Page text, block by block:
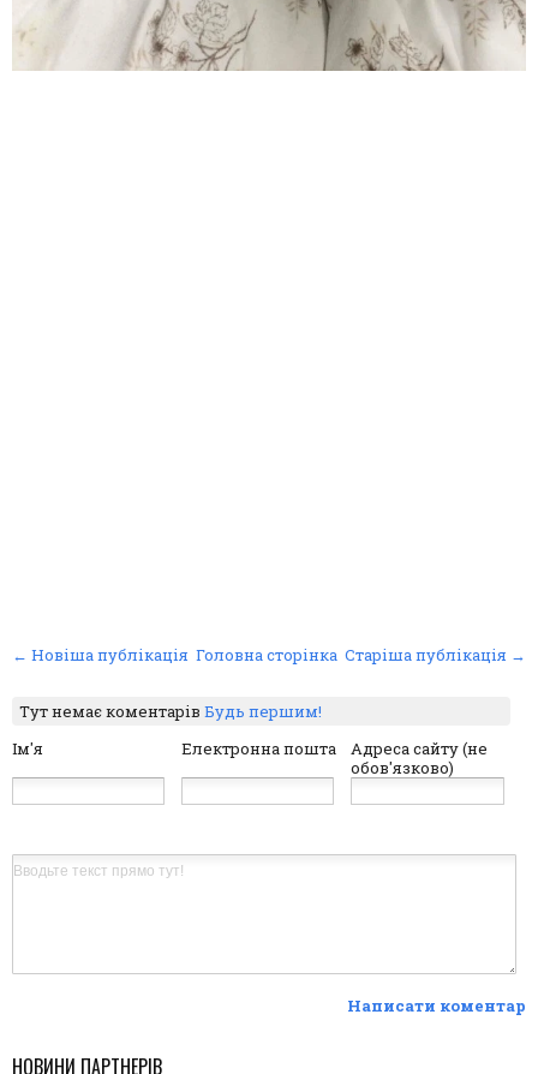
← Новіша публікація Старіша публікація →
Головна сторінка
Тут немає коментарівБудь першим!
Ім'я
Електронна пошта
Адреса сайту (не
обов'язково)
Написати коментар
НОВИНИ ПАРТНЕРІВ